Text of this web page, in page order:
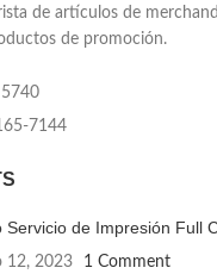
de artículos de
de promoción.
7144
Servicio de Impresión Full
12, 2023 1 Comment